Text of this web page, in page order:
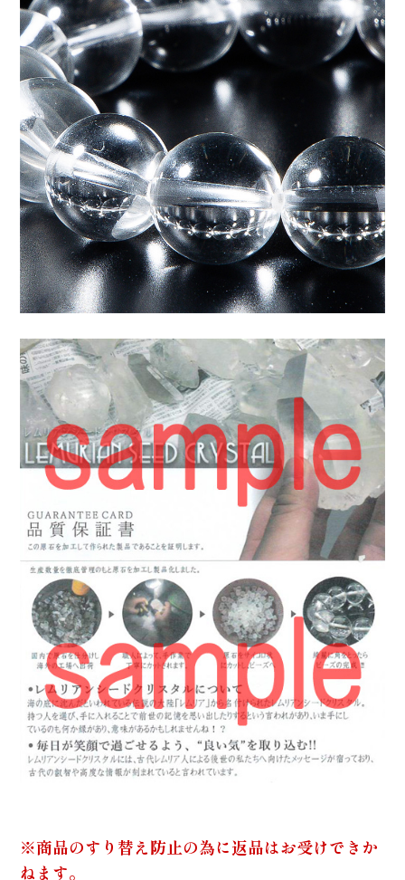
※商品のすり替え防止の為に返品はお受けできか
ねます。